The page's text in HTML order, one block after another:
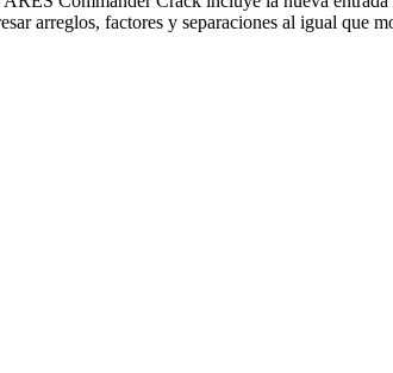
arreglos, factores y separaciones al igual que